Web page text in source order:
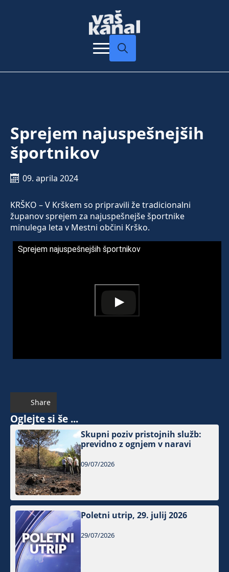
Sprejem najuspešnejših
športnikov
09. aprila 2024
KRŠKO – V Krškem so pripravili že tradicionalni
županov sprejem za najuspešnejše športnike
minulega leta v Mestni občini Krško.
Sprejem najuspešnejših športnikov
Share
Oglejte si še ...
Skupni poziv pristojnih služb:
previdno z ognjem v naravi
09/07/2026
Poletni utrip, 29. julij 2026
29/07/2026